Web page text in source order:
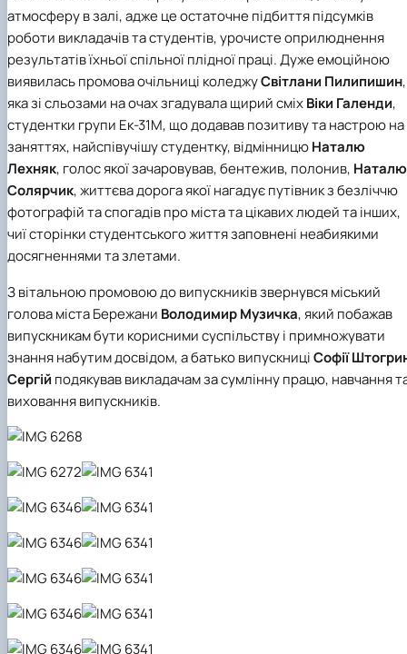
атмосферу в залі, адже це остаточне підбиття підсумків
роботи викладачів та студентів, урочисте оприлюднення
результатів їхньої спільної плідної праці. Дуже емоційною
виявилась промова очільниці коледжуСвітлани Пилипишин,
яка зі сльозами на очах згадувала щирий сміхВіки Галенди,
студентки групи Ек-31М, що додавав позитиву та настрою на
заняттях, найспівучішу студентку, відмінницюНаталю
Лехняк, голос якої зачаровував, бентежив, полонив, Наталю
Солярчик, життєва дорога якої нагадує путівник з безліччю
фотографій та спогадів про міста та цікавих людей та інших,
чиї сторінки студентського життя заповнені неабиякими
досягненнями та злетами.
З вітальною промовою до випускників звернувся міський
голова міста Бережани Володимир Музичка, який побажав
випускникам бути корисними суспільству і примножувати
знання набутим досвідом, а батько випускниціСофії
Сергій подякував викладачам за сумлінну працю, навчання
виховання випускників.